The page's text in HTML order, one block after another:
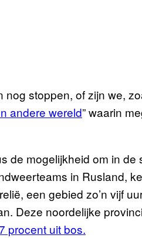
stoppen, of zijn we,
andere wereld” waarin
de mogelijkheid om in de
in Rusland,
een gebied zo’n vijf
Deze noordelijke
procent uit bos.